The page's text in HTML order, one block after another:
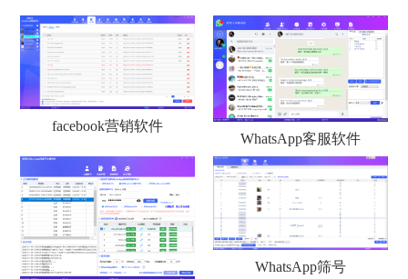
facebook营销软件
WhatsApp客服软件
WhatsApp筛号